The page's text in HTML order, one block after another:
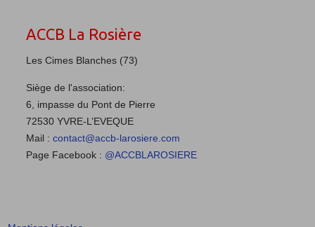
ACCB La Rosière
Les Cimes Blanches (73)
Siège de l'association:
6, impasse du Pont de Pierre
72530 YVRE-L’EVEQUE
Mail : contact@accb-larosiere.com
Page Facebook : @ACCBLAROSIERE